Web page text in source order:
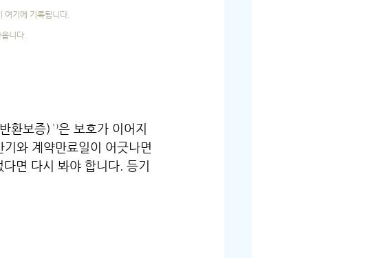
여기에 기록됩니다.
니다.
보증)¹⁾은 보호가 이어지
와 계약만료일이 어긋나면
면 다시 봐야 합니다. 등기